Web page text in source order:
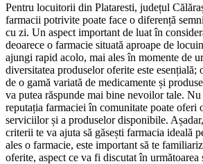
Pentru locuitorii din Plataresti, județul
farmacii potrivite poate face o diferență
cu zi. Un aspect important de luat în
deoarece o farmacie situată aproape de
ajungi rapid acolo, mai ales în momente de
diversitatea produselor oferite este esențială;
de o gamă variată de medicamente și
va putea răspunde mai bine nevoilor tale.
reputația farmaciei în comunitate poate oferi
serviciilor și a produselor disponibile.
criterii te va ajuta să găsești farmacia ideală
ales o farmacie, este important să te
oferite, aspect ce va fi discutat în următoarea